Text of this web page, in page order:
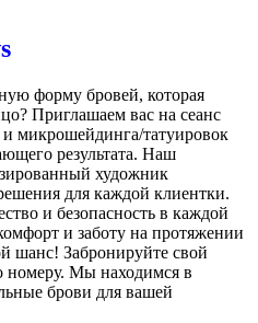
форму бровей, которая
Приглашаем вас на сеанс
микрошейдинга/татуировок
результата. Наш
художник
для каждой клиентки.
и безопасность в каждой
и заботу на протяжении
шанс! Забронируйте свой
номеру. Мы находимся в
брови для вашей